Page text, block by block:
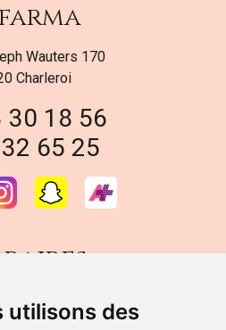
utilisons des
Wauters 170
Charleroi
30 18 56
65 25
AU VENDREDI
et de 14h à 18h